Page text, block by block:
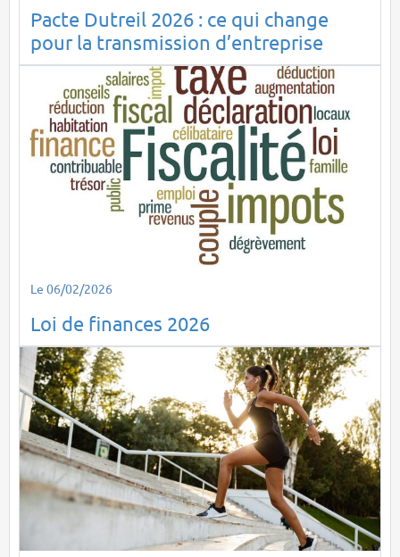
Pacte Dutreil 2026 : ce qui change
pour la transmission d’entreprise
Le 06/02/2026
Loi de finances 2026